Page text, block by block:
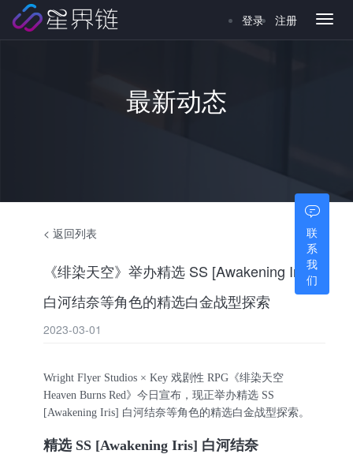
登录 注册
最新动态
< 返回列表
《绯染天空》举办精选 SS [Awakening Iris]
白河结奈等角色的精选白金战型探索
2023-03-01
Wright Flyer Studios × Key 戏剧性 RPG《绯染天空
Heaven Burns Red》今日宣布，现正举办精选 SS
[Awakening Iris] 白河结奈等角色的精选白金战型探索。
精选 SS [Awakening Iris] 白河结奈
联
系
我
们